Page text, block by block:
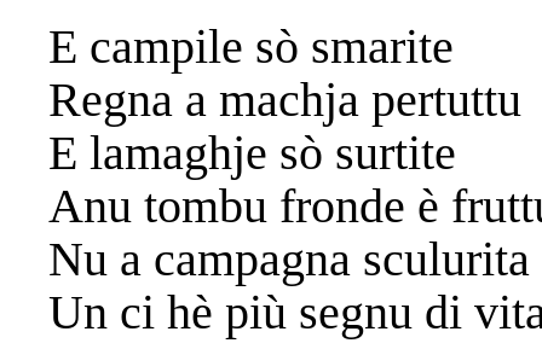
E campile sò smarite
Regna a machja pertuttu
E lamaghje sò surtite
Anu tombu fronde è
Nu a campagna sculurita
Un ci hè più segnu di